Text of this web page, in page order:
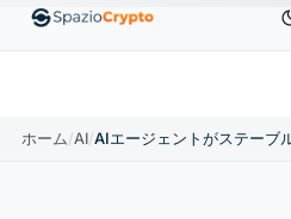
EthereumETH$1,880.58
ホーム/AI/